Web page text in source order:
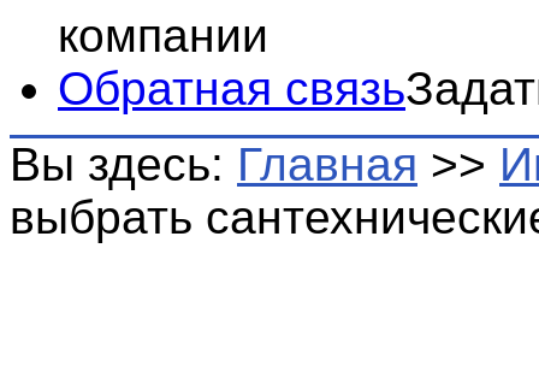
компании
Обратная связь
Вы здесь: Главная >>
выбрать